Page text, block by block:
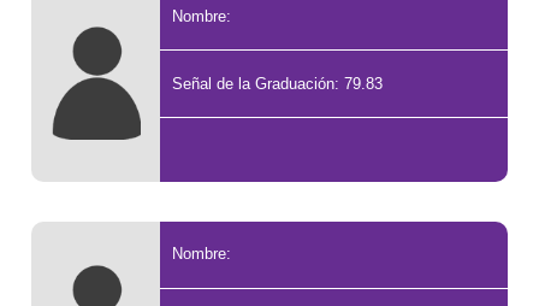
Nombre:
Señal de la Graduación: 79.83
Nombre: